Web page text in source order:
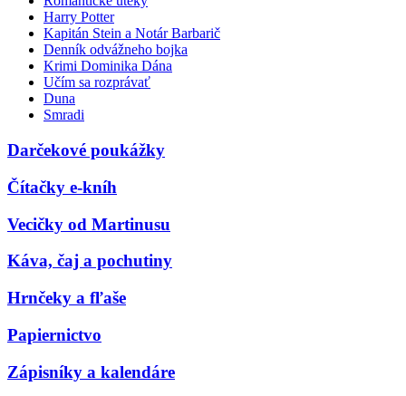
Harry Potter
Kapitán Stein a Notár Barbarič
Denník odvážneho bojka
Krimi Dominika Dána
Učím sa rozprávať
Duna
Smradi
Darčekové poukážky
Čítačky e-kníh
Vecičky od Martinusu
Káva, čaj a pochutiny
Hrnčeky a fľaše
Papiernictvo
Zápisníky a kalendáre